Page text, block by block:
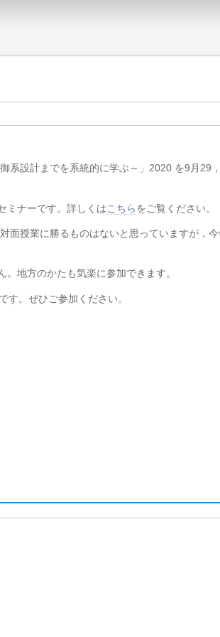
系設計までを系統的に学ぶ～」2020 を9月29
ミナーです。詳しくはこちらをご覧ください。
面授業に勝るものはないと思っていますが，
地方のかたも気楽に参加できます。
。ぜひご参加ください。